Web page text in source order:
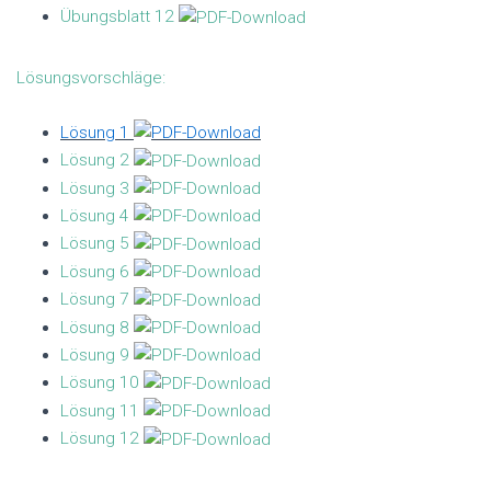
Übungsblatt 12
Lösungsvorschläge:
Lösung 1
Lösung 2
Lösung 3
Lösung 4
Lösung 5
Lösung 6
Lösung 7
Lösung 8
Lösung 9
Lösung 10
Lösung 11
Lösung 12